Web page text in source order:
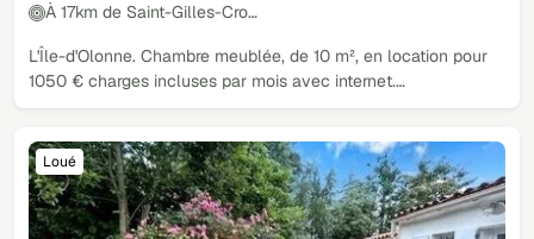
À 17km de Saint-Gilles-Cro…
L'Île-d'Olonne. Chambre meublée, de 10 m², en location pour
1050 € charges incluses par mois avec internet.…
Loué